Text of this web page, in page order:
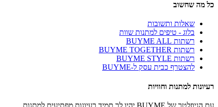
כל מה שחשוב
שאלות ותשובות
בלוג - טיפים למתנות שוות
רשתות BUYME ALL
רשתות BUYME TOGETHER
רשתות BUYME STYLE
להצטרף כבית עסק ל-BUYME
רעיונות למתנות וחוויות
עם הניוזלטר של BUYME יהיו לך תמיד רעיונות מפתיעים למתנות